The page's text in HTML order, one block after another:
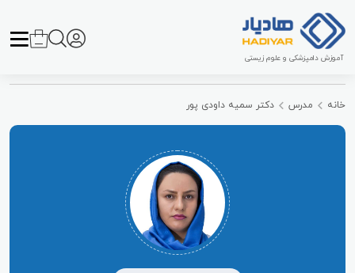
آموزش دامپزشکی و علوم زیستی
خانه مدرس دکتر سمیه داودی پور